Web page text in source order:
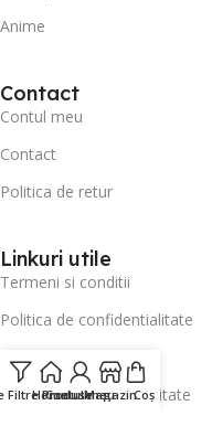
Anime
Contact
Contul meu
Contact
Politica de retur
Linkuri utile
Termeni si conditii
Politica de confidentialitate
Politica Cookie - Setari
Declarație de accesibilitate
Filtre Produse
Home
Contul meu
MagazinCoș Meniu